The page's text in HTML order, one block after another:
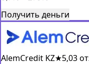
Получить деньги
AlemCredit KZ★5,03